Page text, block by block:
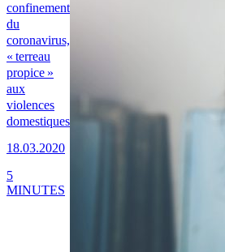
confinement
du
coronavirus,
« terreau
propice »
aux
violences
domestiques
18.03.2020
5
MINUTES